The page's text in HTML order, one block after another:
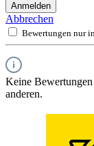
Anmelden
Abbrechen
Bewertungen nur
Keine
anderen.